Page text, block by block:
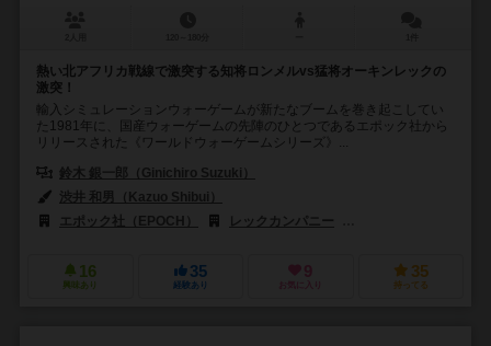
熱い北アフリカ戦線で激突する知将ロンメルvs猛将オーキンレックの
激突！
輸入シミュレーションウォーゲームが新たなブームを巻き起こしてい
た1981年に、国産ウォーゲームの先陣のひとつであるエポック社から
リリースされた《ワールドウォーゲームシリーズ》...
鈴木 銀一郎（Ginichiro Suzuki）
渋井 和男（Kazuo Shibui）
エポック社（EPOCH）
レックカンパニー
16
興味あり
35
経験あり
9
お気に入り
35
持ってる